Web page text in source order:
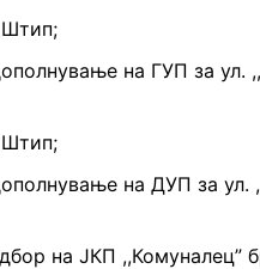
Штип;
на ГУП за ул.
Штип;
на ДУП за ул.
на ЈКП ,,Комуналец”